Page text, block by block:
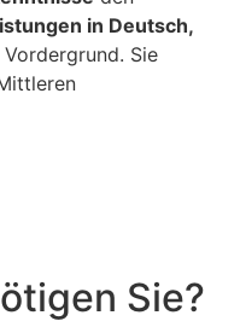
in Deutsch,
Vordergrund. Sie
Sie?